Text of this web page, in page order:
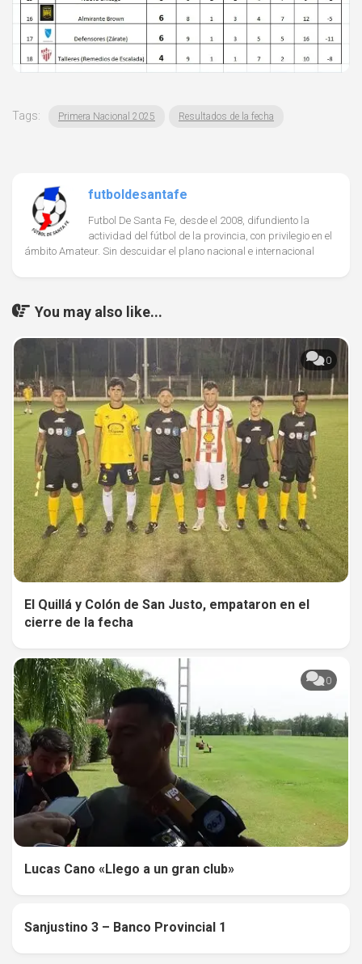
Tags: Primera Nacional 2025 Resultados de la fecha
futboldesantafe
Futbol De Santa Fe, desde el 2008, difundiento la
actividad del fútbol de la provincia, con privilegio en el
ámbito Amateur. Sin descuidar el plano nacional e internacional
You may also like...
0
El Quillá y Colón de San Justo, empataron en el
cierre de la fecha
0
Lucas Cano «Llego a un gran club»
Sanjustino 3 – Banco Provincial 1